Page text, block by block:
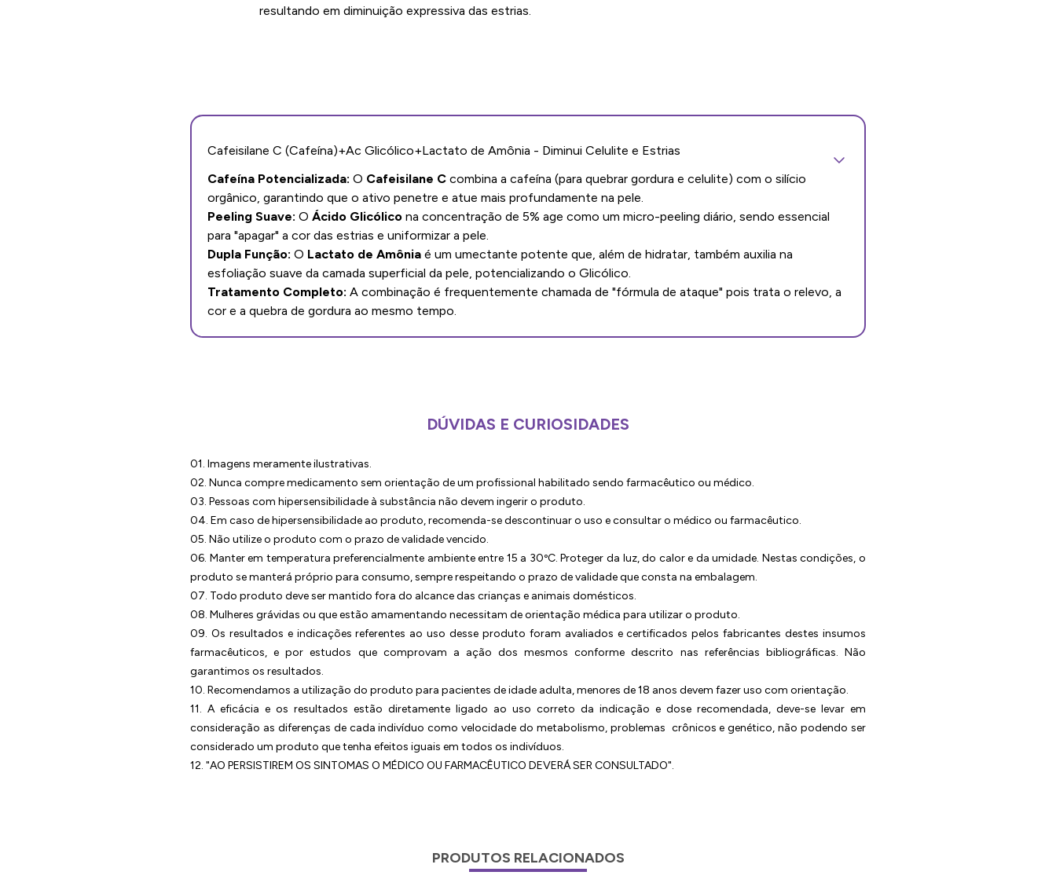
resultando em diminuição expressiva das estrias.
Cafeisilane C (Cafeína)+Ac Glicólico+Lactato de Amônia - Diminui Celulite e Estrias
Cafeína Potencializada: O Cafeisilane C combina a cafeína (para quebrar gordura e celulite) com o silício
orgânico, garantindo que o ativo penetre e atue mais profundamente na pele.
Peeling Suave: O Ácido Glicólico na concentração de 5% age como um micro-peeling diário, sendo essencial
para "apagar" a cor das estrias e uniformizar a pele.
Dupla Função: O Lactato de Amônia é um umectante potente que, além de hidratar, também auxilia na
esfoliação suave da camada superficial da pele, potencializando o Glicólico.
Tratamento Completo: A combinação é frequentemente chamada de "fórmula de ataque" pois trata o relevo, a
cor e a quebra de gordura ao mesmo tempo.
DÚVIDAS E CURIOSIDADES
01. Imagens meramente ilustrativas.
02. Nunca compre medicamento sem orientação de um profissional habilitado sendo farmacêutico ou médico.
03. Pessoas com hipersensibilidade à substância não devem ingerir o produto.
04. Em caso de hipersensibilidade ao produto, recomenda-se descontinuar o uso e consultar o médico ou farmacêutico.
05. Não utilize o produto com o prazo de validade vencido.
06. Manter em temperatura preferencialmente ambiente entre 15 a 30ºC. Proteger da luz, do calor e da umidade. Nestas condições, o
produto se manterá próprio para consumo, sempre respeitando o prazo de validade que consta na embalagem.
07. Todo produto deve ser mantido fora do alcance das crianças e animais domésticos.
08. Mulheres grávidas ou que estão amamentando necessitam de orientação médica para utilizar o produto.
09. Os resultados e indicações referentes ao uso desse produto foram avaliados e certificados pelos fabricantes destes insumos
farmacêuticos, e por estudos que comprovam a ação dos mesmos conforme descrito nas referências bibliográficas. Não
garantimos os resultados.
10. Recomendamos a utilização do produto para pacientes de idade adulta, menores de 18 anos devem fazer uso com orientação.
11. A eficácia e os resultados estão diretamente ligado ao uso correto da indicação e dose recomendada, deve-se levar em
consideração as diferenças de cada indivíduo como velocidade do metabolismo, problemas crônicos e genético, não podendo ser
considerado um produto que tenha efeitos iguais em todos os indivíduos.
12. "AO PERSISTIREM OS SINTOMAS O MÉDICO OU FARMACÊUTICO DEVERÁ SER CONSULTADO".
PRODUTOS RELACIONADOS